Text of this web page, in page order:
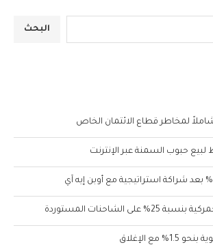
البحث
لمخاطر قطاع الائتمان الخاص
حبوب السمنة عبر الإنترنت
الشاحنات المستوردة
مع الإغلاق